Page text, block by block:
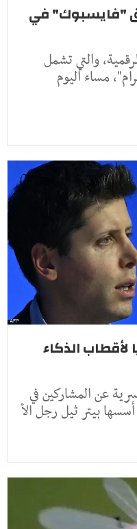
"فايسبوك" في
والتي تشمل
مساء اليوم
الذكاء
عن المشاركين في
بيتر ثيل رجل الأ